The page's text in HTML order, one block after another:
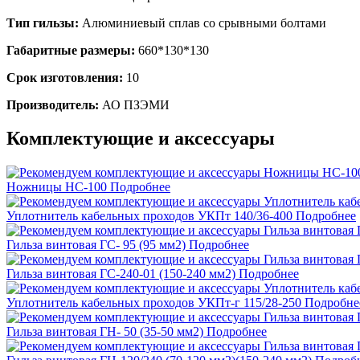
Тип гильзы: Алюминиевый сплав со срывными болтами
Габаритные размеры: 660*130*130
Срок изготовления: 10
Производитель: АО ПЗЭМИ
Комплектующие и аксессуары
Ножницы НС-100 Подробнее
Уплотнитель кабельных проходов УКПт 140/36-400 Подробнее
Гильза винтовая ГС- 95 (95 мм2) Подробнее
Гильза винтовая ГС-240-01 (150-240 мм2) Подробнее
Уплотнитель кабельных проходов УКПт-г 115/28-250
Гильза винтовая ГН- 50 (35-50 мм2) Подробнее